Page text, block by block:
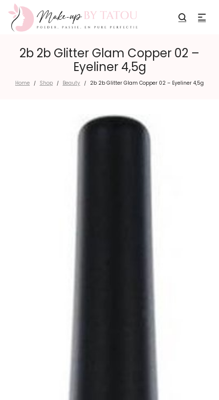
2b 2b Glitter Glam Copper 02 –
Eyeliner 4,5g
Home / Shop / Beauty / 2b 2b Glitter Glam Copper 02 – Eyeliner 4,5g